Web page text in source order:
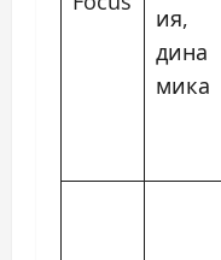
ия,
дина
мика